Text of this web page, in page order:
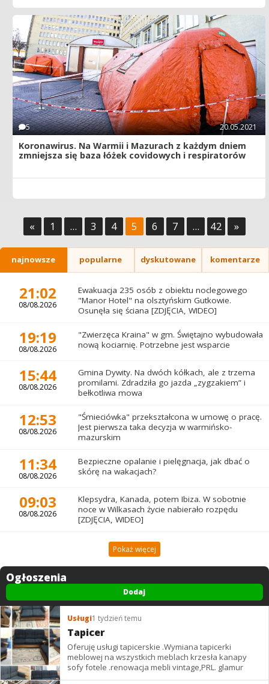
5 20.05.2021
Koronawirus. Na Warmii i Mazurach z każdym dniem
zmniejsza się baza łóżek covidowych i respiratorów
« 1 ... 3 4 5 6 7 ... 42 »
najnowsze popularne dyskutowane komentarze
21:02
08/08.2026
Ewakuacja 235 osób z obiektu noclegowego
"Manor Hotel" na olsztyńskim Gutkowie.
Osunęła się ściana [ZDJĘCIA, WIDEO]
19:19
08/08.2026
"Zwierzęca Kraina" w gm. Świętajno wybudowała
nową kociarnię. Potrzebne jest wsparcie
15:44
08/08.2026
Gmina Dywity. Na dwóch kółkach, ale z trzema
promilami. Zdradziła go jazda „zygzakiem” i
bełkotliwa mowa
12:53
08/08.2026
"Śmieciówka" przekształcona w umowę o pracę.
Jest pierwsza taka decyzja w warmińsko-
mazurskim
11:34
08/08.2026
Bezpieczne opalanie i pielęgnacja, jak dbać o
skórę na wakacjach?
09:03
08/08.2026
Klepsydra, Kanada, potem Ibiza. W sobotnie
noce w Wilkasach życie nabierało rozpędu
[ZDJĘCIA, WIDEO]
Pokaż więcej
Ogłoszenia
Dodaj
Usługi1 tydzień temu
Tapicer
Oferuję usługi tapicerskie .Wymiana tapicerki
meblowej na wszystkich meblach krzesła kanapy
sofy fotele .renowacja mebli vintage,PRL. glamur